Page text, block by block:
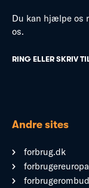
Du kan hjælpe os
os.
RING ELLER SKRIV
Andre sites
forbrug.dk